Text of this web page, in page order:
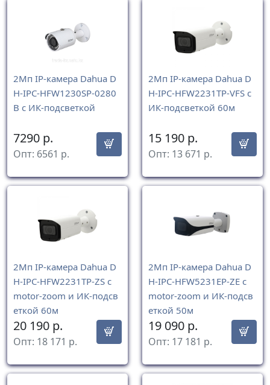
2Mп IP-камера Dahua D
H-IPC-HFW1230SP-0280
B с ИК-подсветкой
7290 р.
Опт: 6561 р.
2Mп IP-камера Dahua D
H-IPC-HFW2231TP-VFS с
ИК-подсветкой 60м
15 190 р.
Опт: 13 671 р.
2Mп IP-камера Dahua D
H-IPC-HFW2231TP-ZS с
motor-zoom и ИК-подсв
еткой 60м
20 190 р.
Опт: 18 171 р.
2Mп IP-камера Dahua D
H-IPC-HFW5231EP-ZE с
motor-zoom и ИК-подсв
еткой 50м
19 090 р.
Опт: 17 181 р.